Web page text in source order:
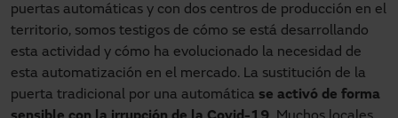
puertas automáticas y con dos centros de producción en el
territorio, somos testigos de cómo se está desarrollando
esta actividad y cómo ha evolucionado la necesidad de
esta automatización en el mercado. La sustitución de la
puerta tradicional por una automática se activó de forma